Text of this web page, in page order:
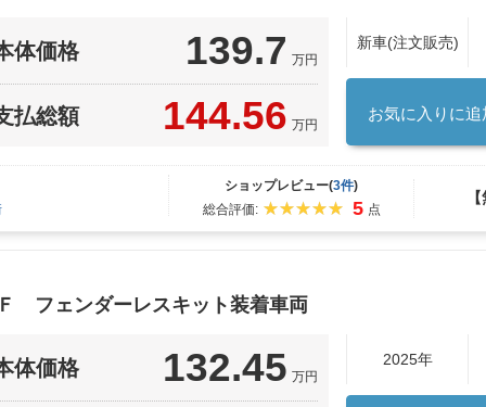
体価格 139.7 万円
払総額 144.56 万円
新車(注文販売)
お気に入りに追
ショップレビュー(3件)
総合評価:
5 点
フェンダーレスキット装着車両
体価格 132.45 万円
2025年